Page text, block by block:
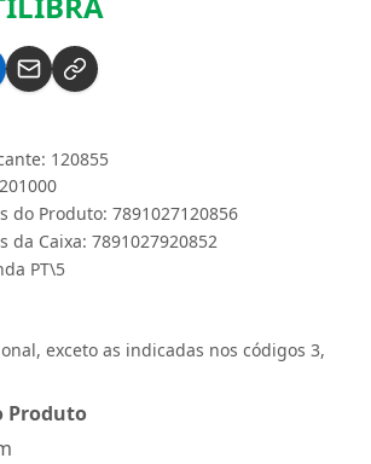
120855
do Produto: 7891027120856
da Caixa: 7891027920852
PT\5
exceto as indicadas nos códigos 3,
Produto